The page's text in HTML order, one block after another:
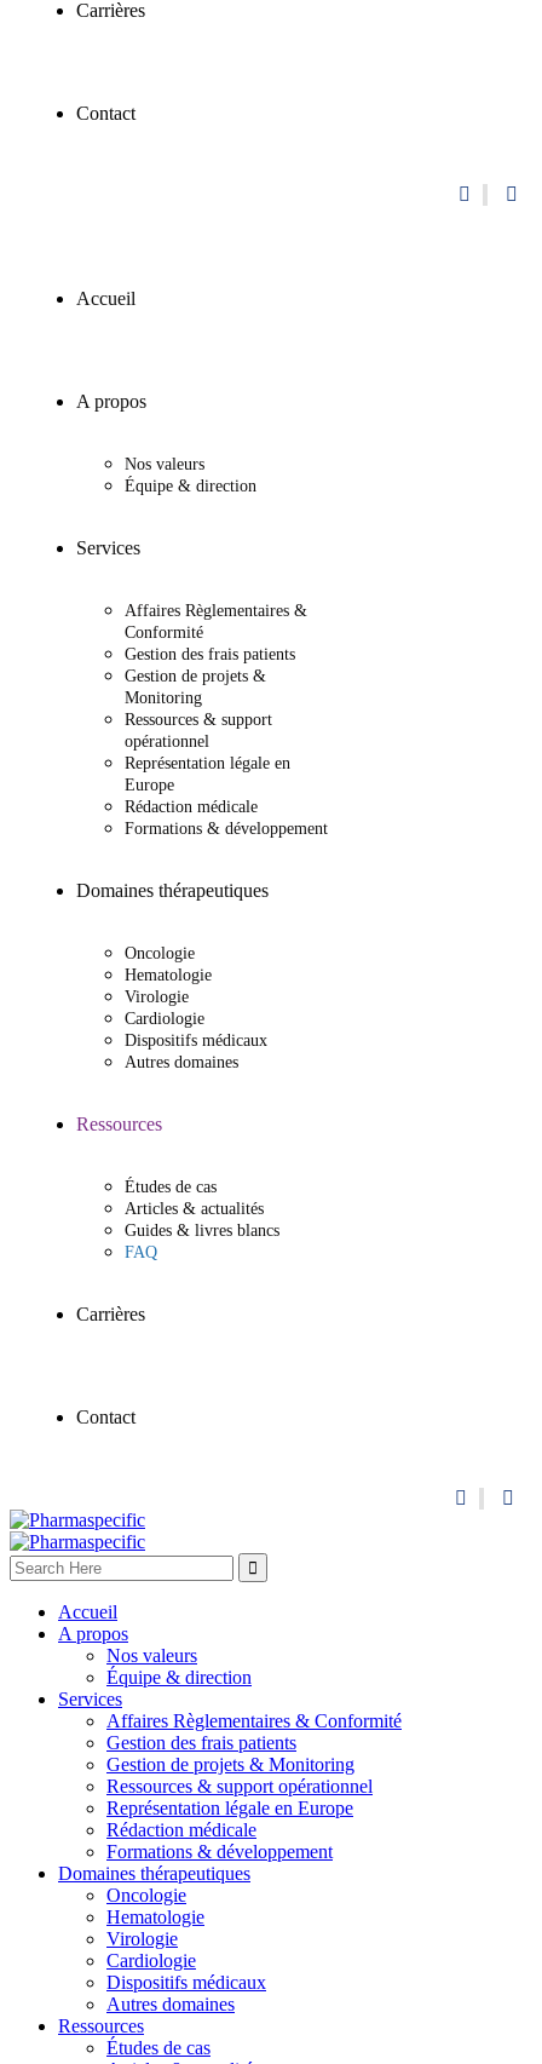
Carrières
Contact
Accueil
A propos
Nos valeurs
Équipe & direction
Services
Affaires Règlementaires &
Conformité
Gestion des frais patients
Gestion de projets &
Monitoring
Ressources & support
opérationnel
Représentation légale en
Europe
Rédaction médicale
Formations & développement
Domaines thérapeutiques
Oncologie
Hematologie
Virologie
Cardiologie
Dispositifs médicaux
Autres domaines
Ressources
Études de cas
Articles & actualités
Guides & livres blancs
FAQ
Carrières
Contact
Accueil
A propos
Nos valeurs
Équipe & direction
Services
Affaires Règlementaires & Conformité
Gestion des frais patients
Gestion de projets & Monitoring
Ressources & support opérationnel
Représentation légale en Europe
Rédaction médicale
Formations & développement
Domaines thérapeutiques
Oncologie
Hematologie
Virologie
Cardiologie
Dispositifs médicaux
Autres domaines
Ressources
Études de cas